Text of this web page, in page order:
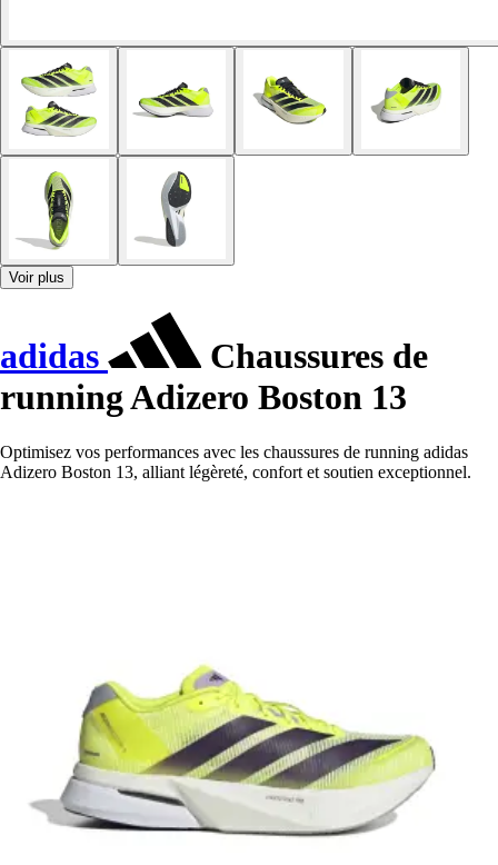
Voir plus
adidas
Chaussures de
running Adizero Boston 13
Optimisez vos performances avec les chaussures de running adidas
Adizero Boston 13, alliant légèreté, confort et soutien exceptionnel.